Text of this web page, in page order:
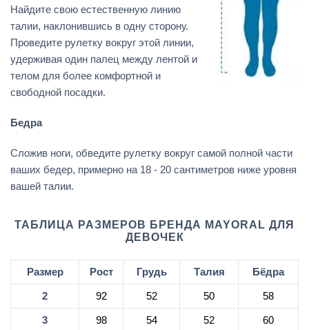
Найдите свою естественную линию
талии, наклонившись в одну сторону.
Проведите рулетку вокруг этой линии,
удерживая один палец между лентой и
телом для более комфортной и
свободной посадки.
Бедра
Сложив ноги, обведите рулетку вокруг самой полной части
ваших бедер, примерно на 18 - 20 сантиметров ниже уровня
вашей талии.
ТАБЛИЦА РАЗМЕРОВ БРЕНДА MAYORAL ДЛЯ
ДЕВОЧЕК
Размер Рост Грудь Талия Бёдра
2 92 52 50 58
3 98 54 52 60